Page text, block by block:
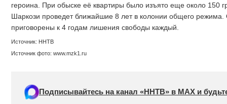
героина. При обыске её квартиры было изъято еще около 150
Шаркози проведет ближайшие 8 лет в колонии общего режима.
приговорены к 4 годам лишения свободы каждый.
Источник: ННТВ
Источник фото: www.mzk1.ru
Подписывайтесь на канал «ННТВ» в МАХ и